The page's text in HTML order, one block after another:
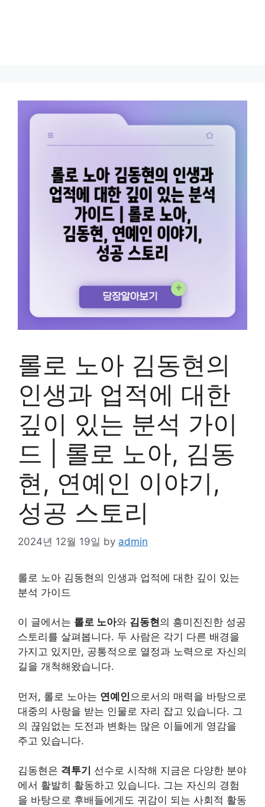
롤로 노아 김동현의
인생과 업적에 대한
깊이 있는 분석 가이
드 | 롤로 노아, 김동
현, 연예인 이야기,
성공 스토리
2024년 12월 19일 by admin
롤로 노아 김동현의 인생과 업적에 대한 깊이 있는
분석 가이드
이 글에서는 롤로 노아와 김동현의 흥미진진한 성공
스토리를 살펴봅니다. 두 사람은 각기 다른 배경을
가지고 있지만, 공통적으로 열정과 노력으로 자신의
길을 개척해왔습니다.
먼저, 롤로 노아는 연예인 으로서의 매력을 바탕으로
대중의 사랑을 받는 인물로 자리 잡고 있습니다. 그
의 끊임없는 도전과 변화는 많은 이들에게 영감을
주고 있습니다.
김동현은 격투기
선수로 시작해 지금은 다양한 분야
에서 활발히 활동하고 있습니다. 그는 자신의 경험
을 바탕으로 후배들에게도 귀감이 되는 사회적 활동